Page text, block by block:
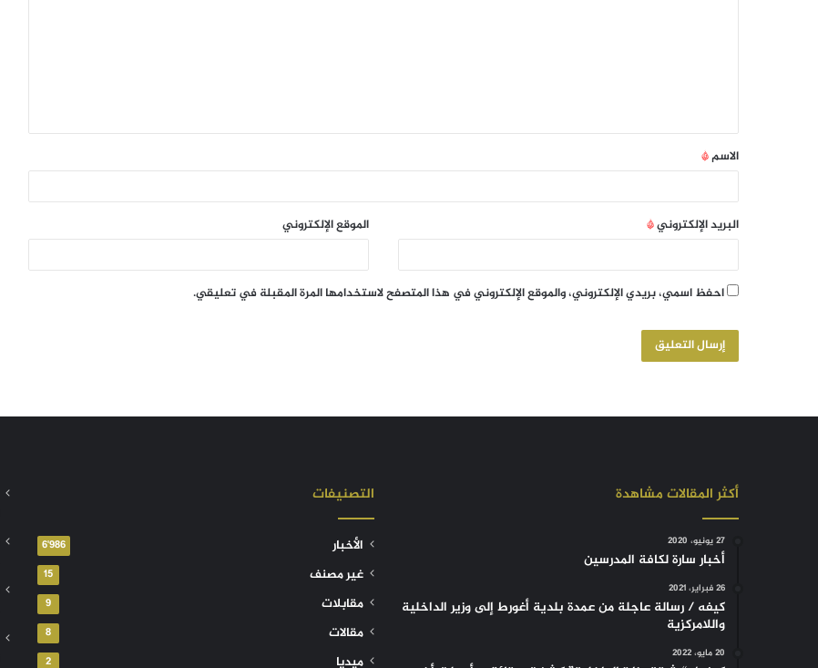
الاسم*
البريد الإلكتروني* الموقع الإلكتروني
احفظ اسمي، بريدي الإلكتروني، والموقع الإلكتروني في هذا المتصفح لاستخدامها المرة المقبلة في تعليقي.
أكثر المقالات مشاهدة
27 يونيو، 2020
أخبار سارة لكافة المدرسين
26 فبراير، 2021
كيفه / رسالة عاجلة من عمدة بلدية أغورط إلى وزير الداخلية
واللامركزية
20 مايو، 2022
التصنيفات
الأخبار 6٬986
غير مصنف 15
مقابلات 9
مقالات 8
ميديا 2